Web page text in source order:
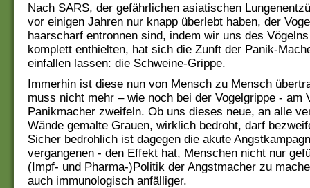
Nach SARS, der gefährlichen asiatischen
vor einigen Jahren nur knapp überlebt haben, der
haarscharf entronnen sind, indem wir uns des
komplett enthielten, hat sich die Zunft der Panik-
einfallen lassen: die Schweine-Grippe.
Immerhin ist diese nun von Mensch zu Mensch
muss nicht mehr – wie noch bei der Vogelgrippe - am
Panikmacher zweifeln. Ob uns dieses neue, an alle
Wände gemalte Grauen, wirklich bedroht, darf
Sicher bedrohlich ist dagegen die akute
vergangenen - den Effekt hat, Menschen nicht nur
(Impf- und Pharma-)Politik der Angstmacher zu
auch immunologisch anfälliger.